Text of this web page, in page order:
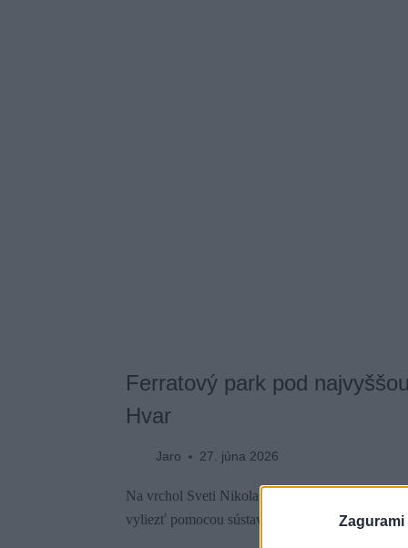
Zagurami
Ferratový park pod
Hvar
Jaro 27. júna 2026
Na vrchol Sveti Nikola (628 m) sa dá vyjsť po
vyliezť pomocou sústavy troch zaistených ciest.